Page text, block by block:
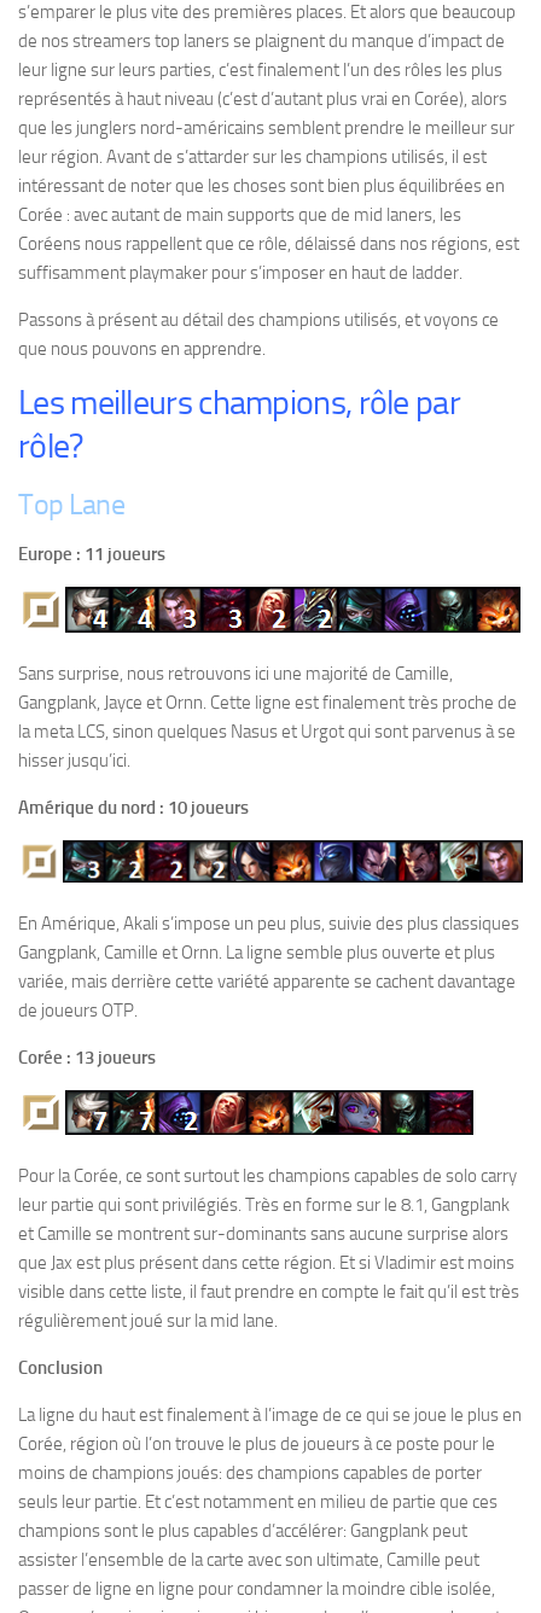
s’emparer le plus vite des premières places. Et alors que beaucoup
de nos streamers top laners se plaignent du manque d’impact de
leur ligne sur leurs parties, c’est finalement l’un des rôles les plus
représentés à haut niveau (c’est d’autant plus vrai en Corée), alors
que les junglers nord-américains semblent prendre le meilleur sur
leur région. Avant de s’attarder sur les champions utilisés, il est
intéressant de noter que les choses sont bien plus équilibrées en
Corée : avec autant de main supports que de mid laners, les
Coréens nous rappellent que ce rôle, délaissé dans nos régions, est
suffisamment playmaker pour s’imposer en haut de ladder.
Passons à présent au détail des champions utilisés, et voyons ce
que nous pouvons en apprendre.
Les meilleurs champions, rôle par
rôle?
Top Lane
Europe : 11 joueurs
Sans surprise, nous retrouvons ici une majorité de Camille,
Gangplank, Jayce et Ornn. Cette ligne est finalement très proche de
la meta LCS, sinon quelques Nasus et Urgot qui sont parvenus à se
hisser jusqu’ici.
Amérique du nord : 10 joueurs
En Amérique, Akali s’impose un peu plus, suivie des plus classiques
Gangplank, Camille et Ornn. La ligne semble plus ouverte et plus
variée, mais derrière cette variété apparente se cachent davantage
de joueurs OTP.
Corée : 13 joueurs
Pour la Corée, ce sont surtout les champions capables de solo carry
leur partie qui sont privilégiés. Très en forme sur le 8.1, Gangplank
et Camille se montrent sur-dominants sans aucune surprise alors
que Jax est plus présent dans cette région. Et si Vladimir est moins
visible dans cette liste, il faut prendre en compte le fait qu’il est très
régulièrement joué sur la mid lane.
Conclusion
La ligne du haut est finalement à l’image de ce qui se joue le plus en
Corée, région où l’on trouve le plus de joueurs à ce poste pour le
moins de champions joués: des champions capables de porter
seuls leur partie. Et c’est notamment en milieu de partie que ces
champions sont le plus capables d’accélérer: Gangplank peut
assister l’ensemble de la carte avec son ultimate, Camille peut
passer de ligne en ligne pour condamner la moindre cible isolée,